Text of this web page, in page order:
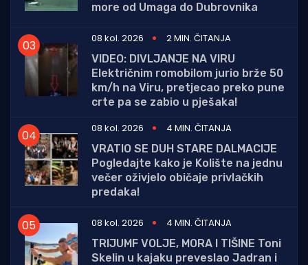
more od Umaga do Dubrovnika
08 kol. 2026
2 MIN. ČITANJA
VIDEO: DIVLJANJE NA VIRU
Električnim romobilom jurio brže 50
km/h na Viru, pretjecao preko pune
crte pa se zabio u pješaka!
08 kol. 2026
4 MIN. ČITANJA
VRATIO SE DUH STARE DALMACIJE
Pogledajte kako je Kolište na jednu
večer oživjelo običaje privlačkih
predaka!
08 kol. 2026
4 MIN. ČITANJA
TRIJUMF VOLJE, MORA I TIŠINE Toni
Skelin u kajaku preveslao Jadran i